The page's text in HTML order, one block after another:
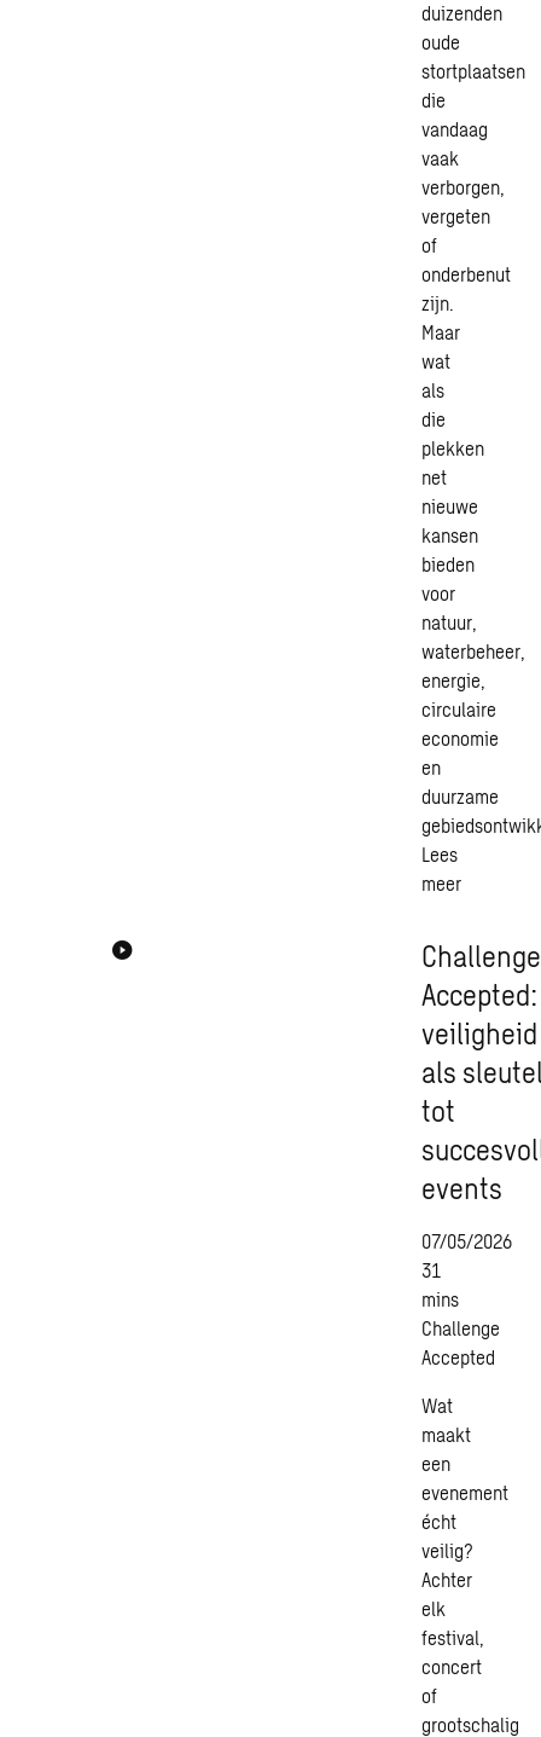
duizenden
oude
stortplaatsen
die
vandaag
vaak
verborgen,
vergeten
of
onderbenut
zijn.
Maar
wat
als
die
plekken
net
nieuwe
kansen
bieden
voor
natuur,
waterbeheer,
energie,
circulaire
economie
en
duurzame
Lees
meer
Challenge
Accepted:
veiligheid
als
tot
events
07/05/2026
31
mins
Challenge
Accepted
Wat
maakt
een
evenement
écht
veilig?
Achter
elk
festival,
concert
of
grootschalig